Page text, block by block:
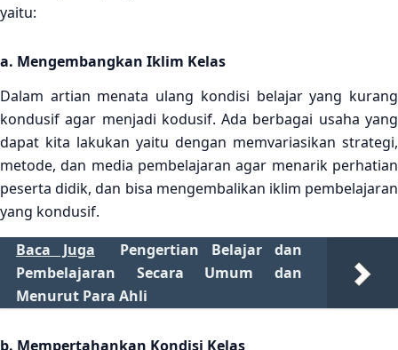
yaitu:
a. Mengembangkan Iklim Kelas
Dalam artian menata ulang kondisi belajar yang kurang
kondusif agar menjadi kodusif. Ada berbagai usaha yang
dapat kita lakukan yaitu dengan memvariasikan strategi,
metode, dan media pembelajaran agar menarik perhatian
peserta didik, dan bisa mengembalikan iklim pembelajaran
yang kondusif.
Baca Juga
Pengertian Belajar dan
Pembelajaran Secara Umum dan
Menurut Para Ahli
b. Mempertahankan Kondisi Kelas